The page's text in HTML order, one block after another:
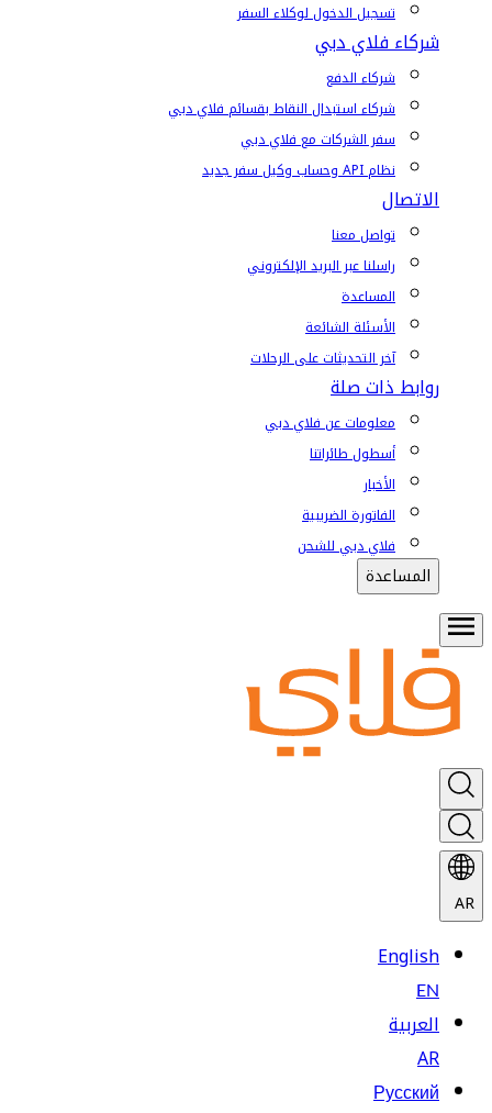
تسجيل الدخول لوكلاء السفر
شركاء فلاي دبي
شركاء الدفع
شركاء استبدال النقاط بقسائم فلاي دبي
سفر الشركات مع فلاي دبي
نظام API وحساب وكيل سفر جديد
الاتصال
تواصل معنا
راسلنا عبر البريد الإلكتروني
المساعدة
الأسئلة الشائعة
آخر التحديثات على الرحلات
روابط ذات صلة
معلومات عن فلاي دبي
أسطول طائراتنا
الأخبار
الفاتورة الضريبية
فلاي دبي للشحن
المساعدة
AR
English
EN
العربية
AR
Русский